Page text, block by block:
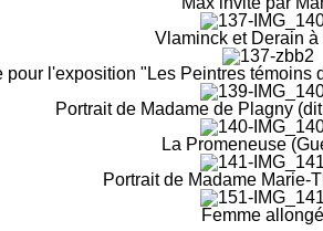
Vlaminck et Derain à
pour l'exposition "Les Peintres témoins
Portrait de Madame de Plagny
La Promeneuse
Portrait de Madame Marie-
Femme